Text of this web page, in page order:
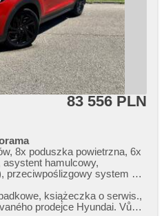
83 556 PLN
8x poduszka powietrzna, 6x
hamulcowy,
system kół
do kopce (HSA),
asystent pasa ruchu,
książeczka o serwis.,​
prodejce Hyundai. Vůz v